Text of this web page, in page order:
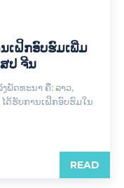
ເຝິກອົບຮົມເພີ່ມ
ປ ຈີນ
ພັດທະນາ ຄື: ລາວ,
ໄດ້ຮັບການເຝິກອົບຮົມໃນ
READ